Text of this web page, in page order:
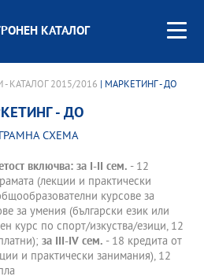
КАТАЛОГ
КАТАЛОГ 2015/2016 | МАРКЕТИНГ - ДО
- ДО
СХЕМА
включва: за І-II сем. - 12
(лекции и практически
курсове за
за умения (български език или
курс по спорт/изкуства/езици, 12
за III-IV сем. - 18 кредита от
и практически занимания), 12